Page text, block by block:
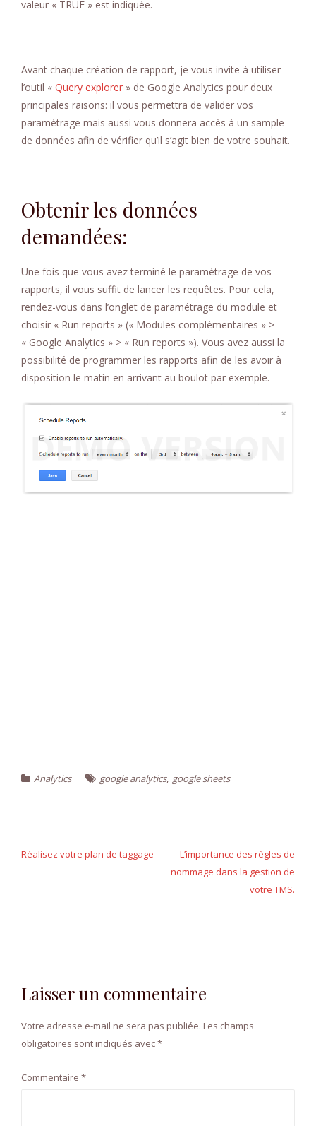
valeur « TRUE » est indiquée.
Avant chaque création de rapport, je vous invite à utiliser
l’outil « Query explorer » de Google Analytics pour deux
principales raisons: il vous permettra de valider vos
paramétrage mais aussi vous donnera accès à un sample
de données afin de vérifier qu’il s’agit bien de votre souhait.
Obtenir les données
demandées:
Une fois que vous avez terminé le paramétrage de vos
rapports, il vous suffit de lancer les requêtes. Pour cela,
rendez-vous dans l’onglet de paramétrage du module et
choisir « Run reports » (« Modules complémentaires » >
« Google Analytics » > « Run reports »). Vous avez aussi la
possibilité de programmer les rapports afin de les avoir à
disposition le matin en arrivant au boulot par exemple.
Analytics google analytics, google sheets
de
Réalisez votre plan de taggage
L’importance des règles de
nommage dans la gestion de
votre TMS.
Laisser un commentaire
Votre adresse e-mail ne sera pas publiée. Les champs
obligatoires sont indiqués avec*
Commentaire *